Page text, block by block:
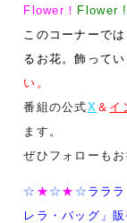
Flower！ Flower !
このコーナーで
るお花。飾ってい
い。
番組の公式X ＆ イ
ます。
ぜひフォローもお
☆ ★ ☆ ★ ☆ ララ
レラ・バッグ」販